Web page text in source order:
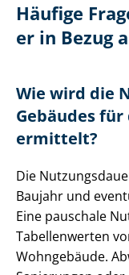
Häufige
er in Bezug
Wie wird die
Gebäudes
ermittelt?
Die
Baujahr und
Eine pauschale
Tabellenwerten
Wohngebäude.